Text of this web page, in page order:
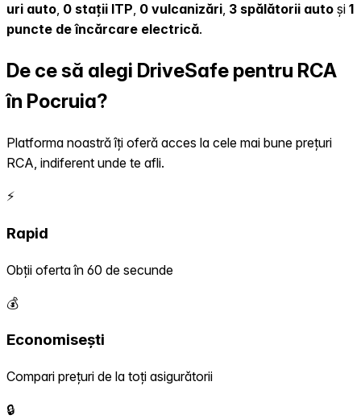
uri auto, 0 stații ITP, 0 vulcanizări, 3 spălătorii auto și 1
puncte de încărcare electrică.
De ce să alegi DriveSafe pentru RCA
în Pocruia?
Platforma noastră îți oferă acces la cele mai bune prețuri
RCA, indiferent unde te afli.
⚡
Rapid
Obții oferta în 60 de secunde
💰
Economisești
Compari prețuri de la toți asigurătorii
🔒